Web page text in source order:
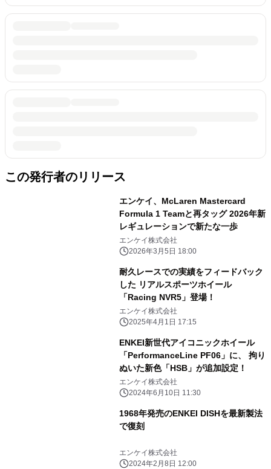
この発行者のリリース
エンケイ、McLaren Mastercard
Formula 1 Teamと再タッグ 2026年新
レギュレーションで新たな一歩
エンケイ株式会社
2026年3月5日 18:00
耐久レースでの実績をフィードバック
した リアルスポーツホイール
「Racing NVR5」登場！
エンケイ株式会社
2025年4月1日 17:15
ENKEI新世代アイコニックホイール
「PerformanceLine PF06」に、 拘り
ぬいた新色「HSB」が追加設定！
エンケイ株式会社
2024年6月10日 11:30
1968年発売のENKEI DISHを最新製法
で復刻
エンケイ株式会社
2024年2月8日 12:00